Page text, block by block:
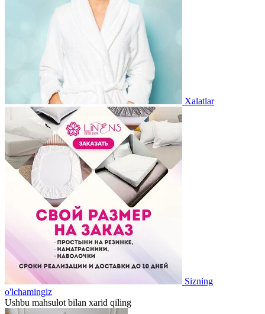
Xalatlar
Sizning
o'lchamingiz
Ushbu mahsulot bilan xarid qiling